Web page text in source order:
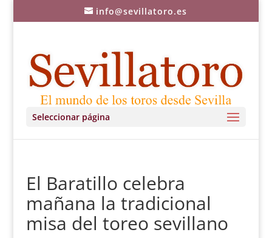
info@sevillatoro.es
Seleccionar página
El Baratillo celebra
mañana la tradicional
misa del toreo sevillano